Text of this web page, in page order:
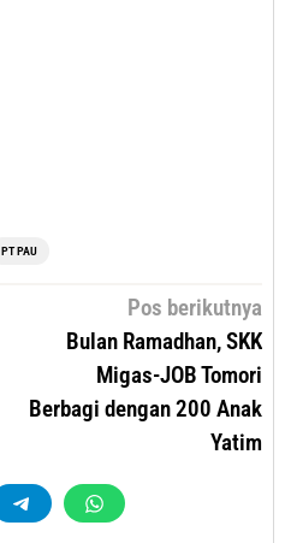
PT PAU
Pos berikutnya
Bulan Ramadhan, SKK
Migas-JOB Tomori
Berbagi dengan 200 Anak
Yatim